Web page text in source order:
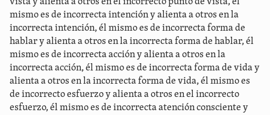
mismo es de incorrecta intención y alienta a otros en la
incorrecta intención, él mismo es de incorrecta forma de
hablar y alienta a otros en la incorrecta forma de hablar, él
mismo es de incorrecta acción y alienta a otros en la
incorrecta acción, él mismo es de incorrecta forma de vida y
alienta a otros en la incorrecta forma de vida, él mismo es
de incorrecto esfuerzo y alienta a otros en el incorrecto
esfuerzo, él mismo es de incorrecta atención consciente y